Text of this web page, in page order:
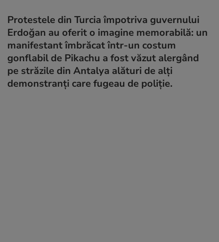
Protestele din Turcia împotriva guvernului
Erdoğan au oferit o imagine memorabilă: un
manifestant îmbrăcat într-un costum
gonflabil de Pikachu a fost văzut alergând
pe străzile din Antalya alături de alți
demonstranți care fugeau de poliție.